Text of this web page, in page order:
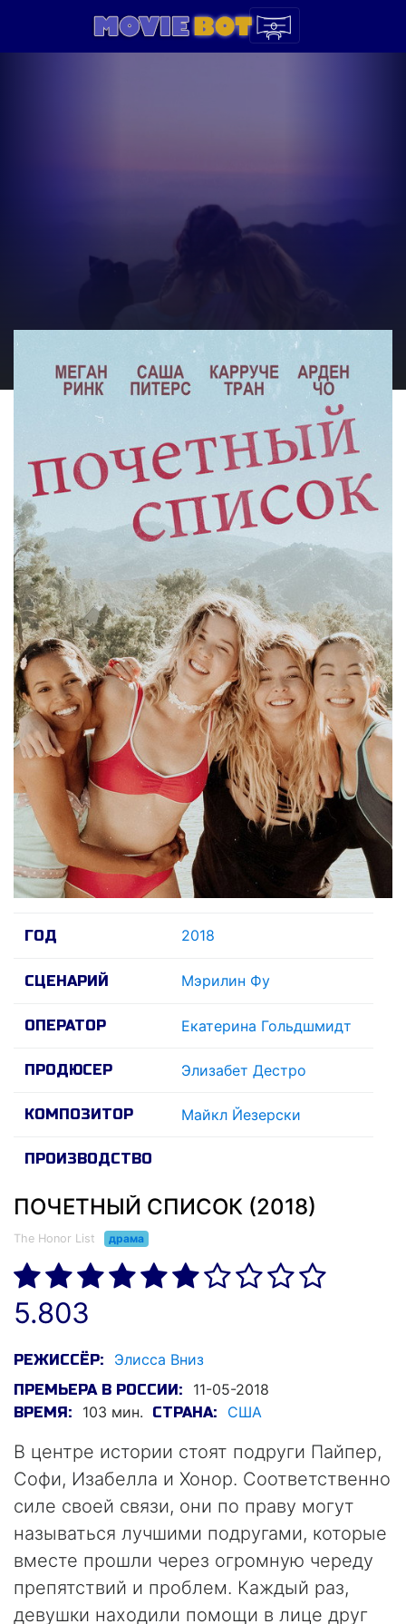
ГОД 2018
СЦЕНАРИЙ Мэрилин Фу
ОПЕРАТОР Екатерина Гольдшмидт
ПРОДЮСЕР Элизабет Дестро
КОМПОЗИТОР Майкл Йезерски
ПРОИЗВОДСТВО
ПОЧЕТНЫЙ СПИСОК (2018)
The Honor List драма
5.803
РЕЖИССЁР: Элисса Вниз
ПРЕМЬЕРА В РОССИИ: 11-05-2018
ВРЕМЯ: 103 мин. СТРАНА: США
В центре истории стоят подруги Пайпер,
Софи, Изабелла и Хонор. Соответственно
силе своей связи, они по праву могут
называться лучшими подругами, которые
вместе прошли через огромную череду
препятствий и проблем. Каждый раз,
девушки находили помощи в лице друг